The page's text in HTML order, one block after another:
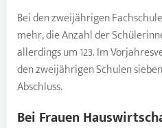
Bei den zweijährigen
mehr, die Anzahl der
allerdings um 123. Im
den zweijährigen Schulen
Abschluss.
Bei Frauen